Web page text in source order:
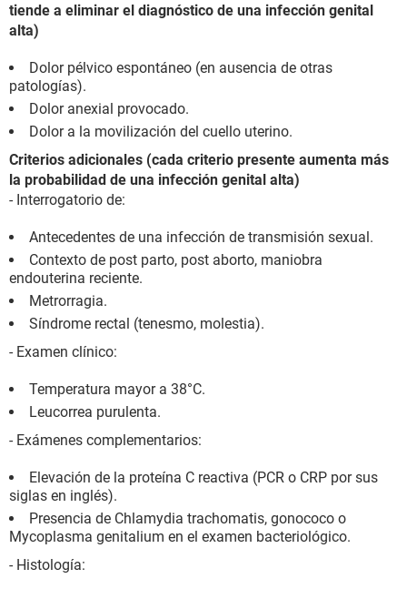
tiende a eliminar el diagnóstico de una infección genital
alta)
Dolor pélvico espontáneo (en ausencia de otras
patologías).
Dolor anexial provocado.
Dolor a la movilización del cuello uterino.
Criterios adicionales (cada criterio presente aumenta más
la probabilidad de una infección genital alta)
- Interrogatorio de:
Antecedentes de una infección de transmisión sexual.
Contexto de post parto, post aborto, maniobra
endouterina reciente.
Metrorragia.
Síndrome rectal (tenesmo, molestia).
- Examen clínico:
Temperatura mayor a 38°C.
Leucorrea purulenta.
- Exámenes complementarios:
Elevación de la proteína C reactiva (PCR o CRP por sus
siglas en inglés).
Presencia de Chlamydia trachomatis, gonococo o
Mycoplasma genitalium en el examen bacteriológico.
- Histología: